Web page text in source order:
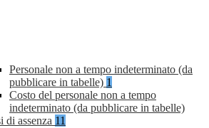
Personale non a tempo indeterminato (da
pubblicare in tabelle) 1
Costo del personale non a tempo
indeterminato (da pubblicare in tabelle)
di assenza 11